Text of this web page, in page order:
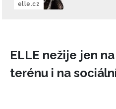
elle.cz
ELLE nežije jen
terénu i na